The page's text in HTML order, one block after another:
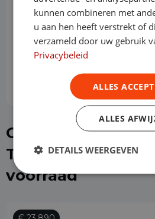
Slottermijn
€
Of kies direct een
Transit Connect
voorraad
kunnen combineren met
u aan hen heeft verstrekt of
verzameld door uw gebruik
Privacybeleid
ALLES
ALLES
DETAILS WEERGEVEN